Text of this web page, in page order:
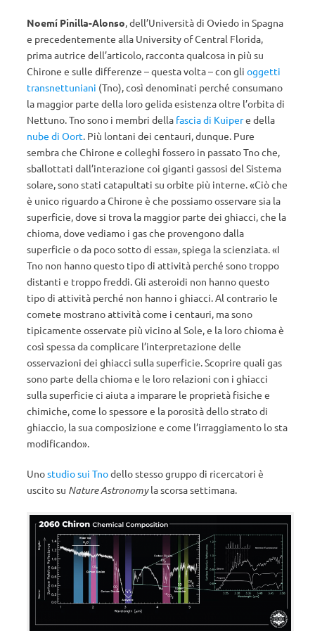
Noemí Pinilla-Alonso, dell’Università di Oviedo in Spagna
e precedentemente alla University of Central Florida,
prima autrice dell’articolo, racconta qualcosa in più su
Chirone e sulle differenze – questa volta – con gli oggetti
transnettuniani (Tno), così denominati perché consumano
la maggior parte della loro gelida esistenza oltre l’orbita di
Nettuno. Tno sono i membri della fascia di Kuipere della
nube di Oort. Più lontani dei centauri, dunque. Pure
sembra che Chirone e colleghi fossero in passato Tno che,
sballottati dall’interazione coi giganti gassosi del Sistema
solare, sono stati catapultati su orbite più interne. «Ciò che
è unico riguardo a Chirone è che possiamo osservare sia la
superficie, dove si trova la maggior parte dei ghiacci, che la
chioma, dove vediamo i gas che provengono dalla
superficie o da poco sotto di essa», spiega la scienziata. «I
Tno non hanno questo tipo di attività perché sono troppo
distanti e troppo freddi. Gli asteroidi non hanno questo
tipo di attività perché non hanno i ghiacci. Al contrario le
comete mostrano attività come i centauri, ma sono
tipicamente osservate più vicino al Sole, e la loro chioma è
così spessa da complicare l’interpretazione delle
osservazioni dei ghiacci sulla superficie. Scoprire quali gas
sono parte della chioma e le loro relazioni con i ghiacci
sulla superficie ci aiuta a imparare le proprietà fisiche e
chimiche, come lo spessore e la porosità dello strato di
ghiaccio, la sua composizione e come l’irraggiamento lo sta
modificando».
Unostudio sui Tnodello stesso gruppo di ricercatori è
uscito su Nature Astronomyla scorsa settimana.